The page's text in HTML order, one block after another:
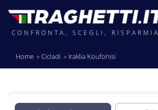
CONFRONTA, SCEGLI, RISPARMIA
Home Cicladi Iraklia Koufonisi